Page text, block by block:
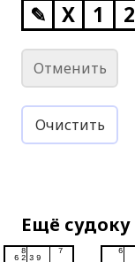
✎ X 1 2
Отменить
Очистить
Ещё судоку